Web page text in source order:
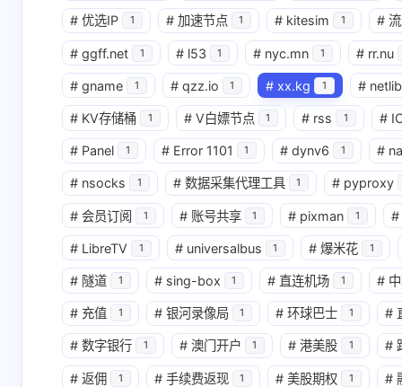
互动
最新评论
无法获取评论，请确认相关配置是否
# 优选IP 1 # 加速节点 1 # kitesim 1 #
# ggff.net 1 # l53 1 # nyc.mn 1 # rr.nu
# gname 1 # qzz.io 1 # xx.kg 1 # netlib
# KV存储桶 1 # V白嫖节点 1 # rss 1 #
# Panel 1 # Error 1101 1 # dynv6 1 #
# nsocks 1 # 数据采集代理工具 1 # pyproxy
# 会员订阅 1 # 账号共享 1 # pixman 1 #
# LibreTV 1 # universalbus 1 # 爆米花 1
# 隧道 1 # sing-box 1 # 直连机场 1 #
# 充值 1 # 银河录像局 1 # 环球巴士 1 #
# 数字银行 1 # 澳门开户 1 # 港美股 1 #
# 返佣 1 # 手续费返现 1 # 美股期权 1 #